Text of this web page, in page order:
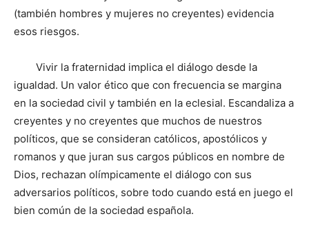
(también hombres y mujeres no creyentes) evidencia
esos riesgos.
Vivir la fraternidad implica el diálogo desde la
igualdad. Un valor ético que con frecuencia se margina
en la sociedad civil y también en la eclesial. Escandaliza a
creyentes y no creyentes que muchos de nuestros
políticos, que se consideran católicos, apostólicos y
romanos y que juran sus cargos públicos en nombre de
Dios, rechazan olímpicamente el diálogo con sus
adversarios políticos, sobre todo cuando está en juego el
bien común de la sociedad española.